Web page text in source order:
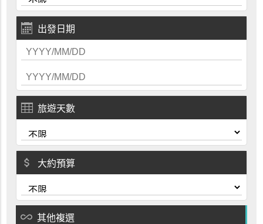
出發日期
旅遊天數
attach_money 大約預算
all_inclusive 其他複選